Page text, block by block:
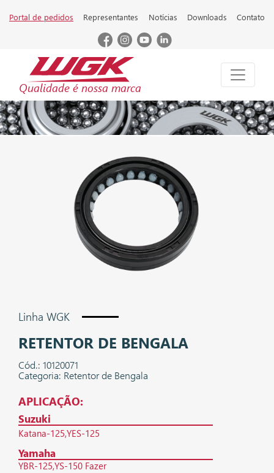
Portal de pedidos Representantes Notícias Downloads Contato
Qualidade é nossa marca
Linha WGK
RETENTOR DE BENGALA
Cód.: 10120071
Categoria: Retentor de Bengala
APLICAÇÃO:
Suzuki
Katana-125 YES-125
Yamaha
YBR-125 YS-150 Fazer